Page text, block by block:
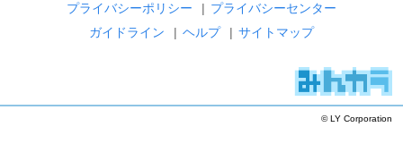
プライバシーポリシー
| プライバシーセンター
ガイドライン
| ヘルプ | サイトマップ
© LY Corporation